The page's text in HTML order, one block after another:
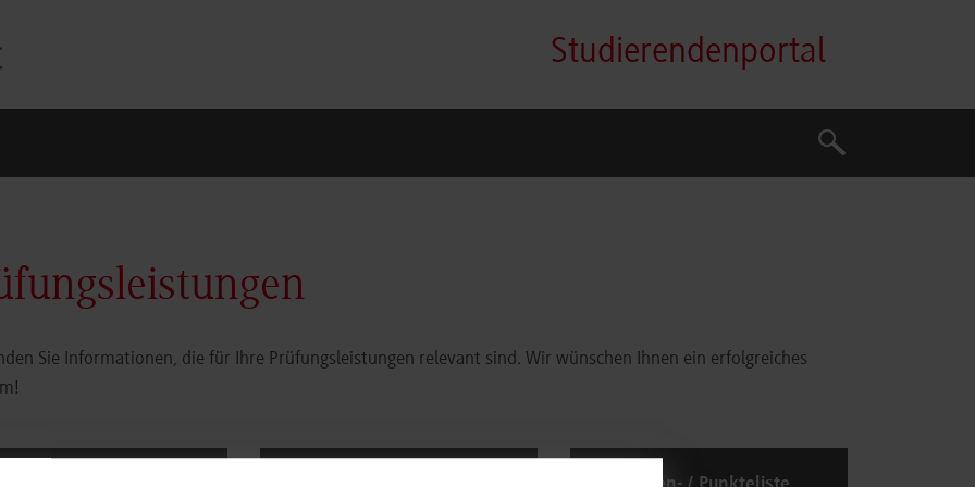
Studierendenportal
Suche
Suche
Sie Informationen, die für Ihre Prüfungsleistungen relevant sind. Wir wünschen Ihnen ein erfolgreiches